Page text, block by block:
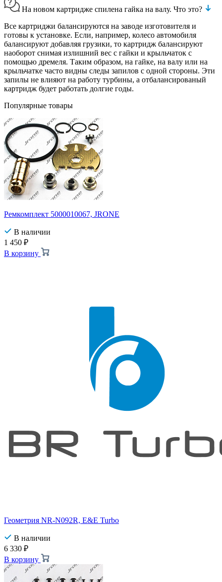
На новом картридже спилена гайка на валу. Что это?
Все картриджи балансируются на заводе изготовителя и
готовы к установке. Если, например, колесо автомобиля
балансируют добавляя грузики, то картридж балансируют
наоборот снимая излишний вес с гайки и крыльчаток с
помощью дремеля. Таким образом, на гайке, на валу или на
крыльчатке часто видны следы запилов с одной стороны. Эти
запилы не влияют на работу турбины, а отбалансированый
картридж будет работать долгие годы.
Популярные товары
Ремкомплект 5000010067, JRONE
В наличии
1 450 ₽
В корзину
Геометрия NR-N092R, E&E Turbo
В наличии
6 330 ₽
В корзину